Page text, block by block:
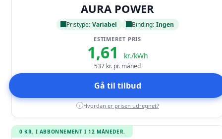
AURA POWER
Pristype: Variabel Binding: Ingen
ESTIMERET PRIS
1,61 kr./kWh
537 kr. pr. måned
Gå til tilbud
i Hvordan er prisen udregnet?
0 KR. I ABBONNEMENT I 12 MÅNEDER.